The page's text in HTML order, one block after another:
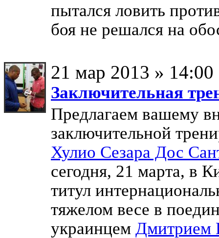
пытался ловить
боя не решался на
21 мар 2013 » 14:00
Заключительная
Предлагаем вашему
заключительной
Хулио Сезара Дос
сегодня, 21 марта, в
титул
тяжелом весе в
украинцем Дмитрием